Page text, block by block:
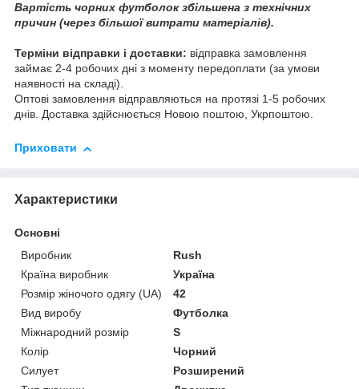
Вартість чорних футболок збільшена з технічних
причин (через більшої витрати матеріалів).
Терміни відправки і доставки: відправка замовлення
займає 2-4 робочих дні з моменту передоплати (за умови
наявності на складі).
Оптові замовлення відправляються на протязі 1-5 робочих
днів. Доставка здійснюється Новою поштою, Укрпоштою.
Приховати
Характеристики
Основні
Виробник
Rush
Країна виробник
Україна
Розмір жіночого одягу (UA)
42
Вид виробу
Футболка
Міжнародний розмір
S
Колір
Чорний
Силует
Розширений